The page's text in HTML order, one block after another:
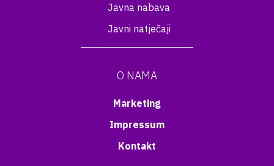
Javna nabava
Javni natječaji
O NAMA
Marketing
Impressum
Kontakt